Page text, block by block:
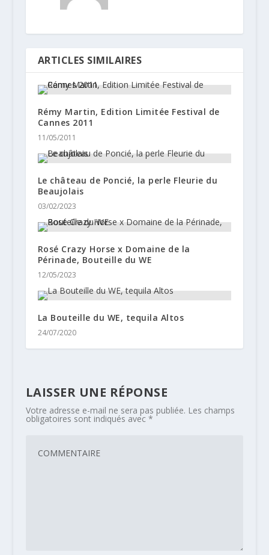
ARTICLES SIMILAIRES
Rémy Martin, Edition Limitée Festival de
Cannes 2011
11/05/2011
Le château de Poncié, la perle Fleurie du
Beaujolais
03/02/2023
Rosé Crazy Horse x Domaine de la
Périnade, Bouteille du WE
12/05/2023
La Bouteille du WE, tequila Altos
24/07/2020
LAISSER UNE RÉPONSE
Votre adresse e-mail ne sera pas publiée. Les champs
obligatoires sont indiqués avec *